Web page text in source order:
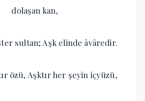
dolaşan kan,
sultan; Aşk elinde âvâredir.
özü, Aşktır her şeyin içyüzü,